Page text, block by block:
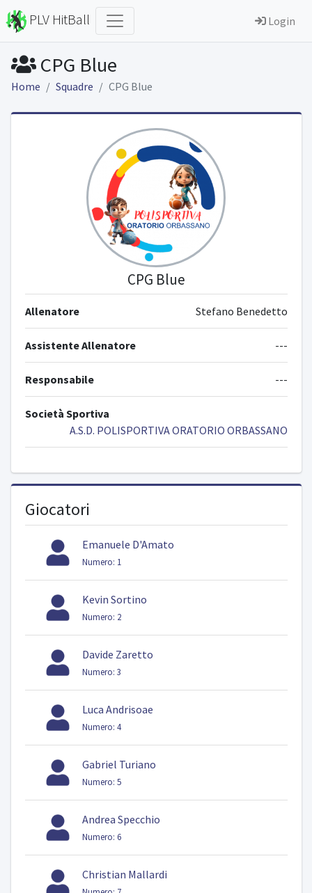
PLV HitBall Login
CPG Blue
Home Squadre CPG Blue
CPG Blue
Allenatore Stefano Benedetto
Assistente Allenatore ---
Responsabile ---
Società Sportiva
A.S.D. POLISPORTIVA ORATORIO ORBASSANO
Giocatori
Emanuele D'Amato
Numero: 1
Kevin Sortino
Numero: 2
Davide Zaretto
Numero: 3
Luca Andrisoae
Numero: 4
Gabriel Turiano
Numero: 5
Andrea Specchio
Numero: 6
Christian Mallardi